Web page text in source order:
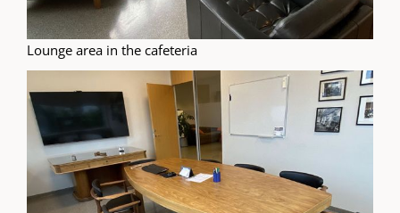
Lounge area in the cafeteria